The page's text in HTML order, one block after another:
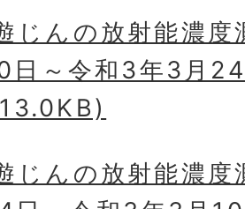
じんの放射能濃
日～令和3年3月
じんの放射能濃